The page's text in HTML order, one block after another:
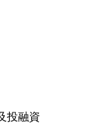
投融資